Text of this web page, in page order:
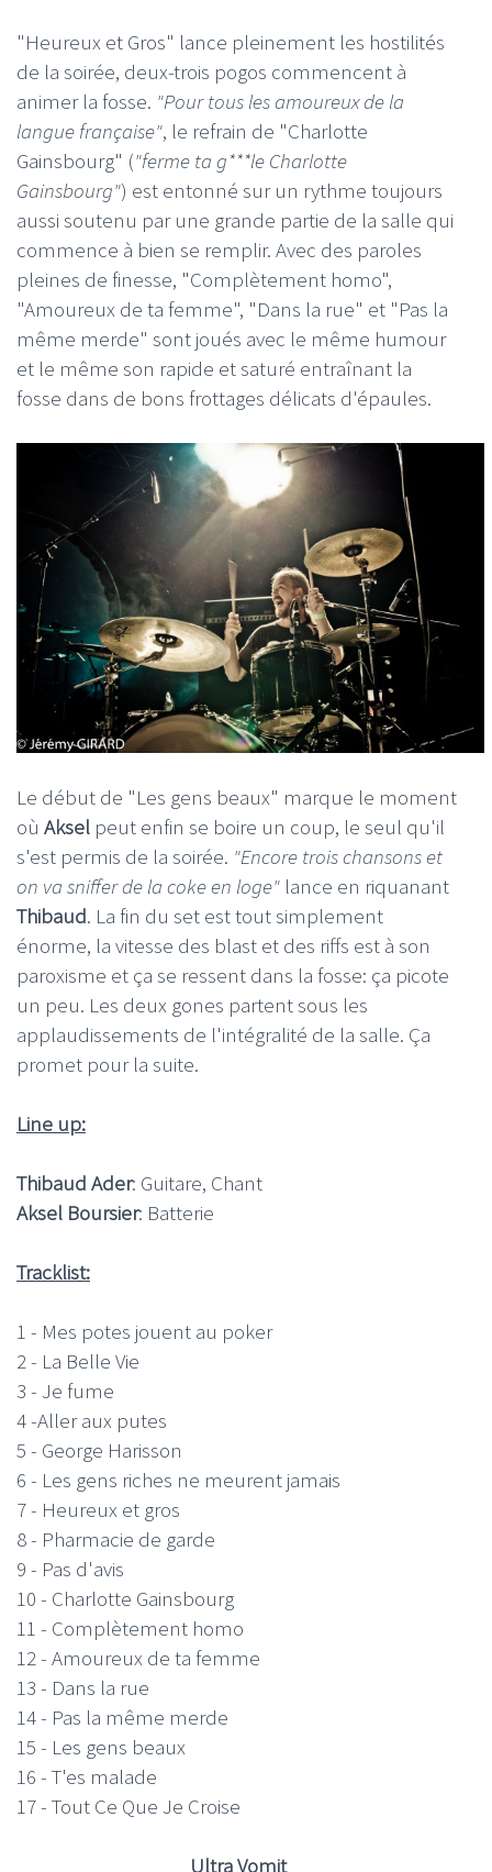
"Heureux et Gros" lance pleinement les hostilités
de la soirée, deux-trois pogos commencent à
animer la fosse. "Pour tous les amoureux de la
langue française", le refrain de "Charlotte
Gainsbourg" ("ferme ta g***le Charlotte
Gainsbourg") est entonné sur un rythme toujours
aussi soutenu par une grande partie de la salle qui
commence à bien se remplir. Avec des paroles
pleines de finesse, "Complètement homo",
"Amoureux de ta femme", "Dans la rue" et "Pas la
même merde" sont joués avec le même humour
et le même son rapide et saturé entraînant la
fosse dans de bons frottages délicats d'épaules.
Le début de "Les gens beaux" marque le moment
où Aksel peut enfin se boire un coup, le seul qu'il
s'est permis de la soirée. "Encore trois chansons et
on va sniffer de la coke en loge" lance en riquanant
Thibaud. La fin du set est tout simplement
énorme, la vitesse des blast et des riffs est à son
paroxisme et ça se ressent dans la fosse: ça picote
un peu. Les deux gones partent sous les
applaudissements de l'intégralité de la salle. Ça
promet pour la suite.
Line up:
Thibaud Ader: Guitare, Chant
Aksel Boursier: Batterie
Tracklist:
1 - Mes potes jouent au poker
2 - La Belle Vie
3 - Je fume
4 -Aller aux putes
5 - George Harisson
6 - Les gens riches ne meurent jamais
7 - Heureux et gros
8 - Pharmacie de garde
9 - Pas d'avis
10 - Charlotte Gainsbourg
11 - Complètement homo
12 - Amoureux de ta femme
13 - Dans la rue
14 - Pas la même merde
15 - Les gens beaux
16 - T'es malade
17 - Tout Ce Que Je Croise
Ultra Vomit